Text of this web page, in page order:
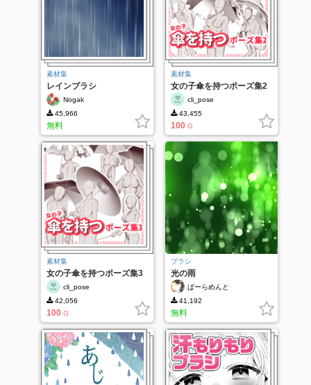
素材集
レインブラシ
Nogak
45,966
無料
素材集
女の子傘を持つポーズ集2
cli_pose
43,455
100 G
素材集
女の子傘を持つポーズ集3
cli_pose
42,056
100 G
ブラシ
光の雨
ぱーらめんと
41,192
無料